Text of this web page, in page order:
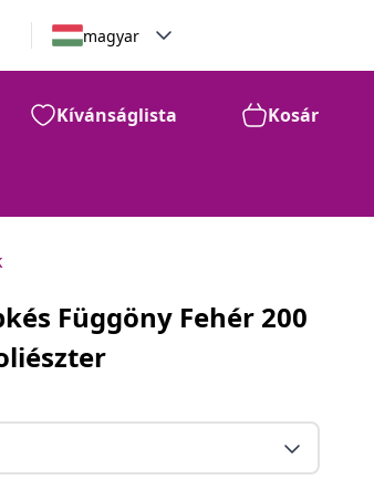
magyar
Kívánságlista Kosár
Függöny Fehér 200